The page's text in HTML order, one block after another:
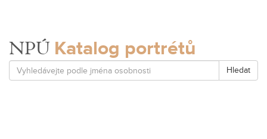
NPÚ Katalog portrétů
Hledat